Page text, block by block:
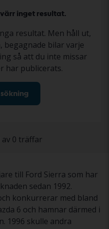
inget resultat.
resultat. Men håll ut,
begagnade bilar varje
så att du inte missar
har publicerats.
av 0 träffar
till Ford Sierra som har
sedan 1992.
konkurrerar med bland
6 och hamnar därmed i
1996 skulle andra